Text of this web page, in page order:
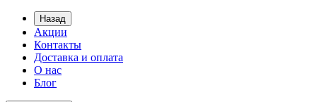
Назад
Акции
Контакты
Доставка и оплата
О нас
Блог